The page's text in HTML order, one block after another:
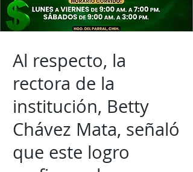
Al respecto, la
rectora de la
institución, Betty
Chávez Mata, señaló
que este logro